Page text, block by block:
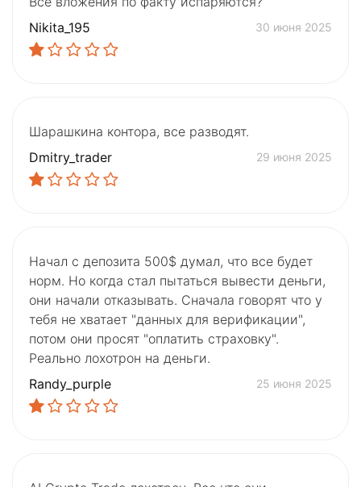
Nikita_195
30 июня 2025
Шарашкина контора, все разводят.
Dmitry_trader
29 июня 2025
Начал с депозита 500$ думал, что все будет
норм. Но когда стал пытаться вывести деньги,
они начали отказывать. Сначала говорят что у
тебя не хватает "данных для верификации",
потом они просят "оплатить страховку".
Реально лохотрон на деньги.
Randy_purple
25 июня 2025